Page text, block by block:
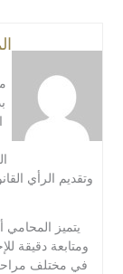
وتقديم الرأي
يتميز المحامي
ومتابعة دقيقة
في مختلف مراحل